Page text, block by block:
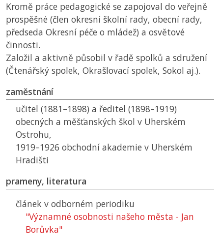
Kromě práce pedagogické se zapojoval do veřejně
prospěšné (člen okresní školní rady, obecní rady,
předseda Okresní péče o mládež) a osvětové
činnosti.
Založil a aktivně působil v řadě spolků a sdružení
(Čtenářský spolek, Okrašlovací spolek, Sokol aj.).
zaměstnání
učitel (1881–1898) a ředitel (1898–1919)
obecných a měšťanských škol v Uherském
Ostrohu,
1919–1926 obchodní akademie v Uherském
Hradišti
prameny, literatura
článek v odborném periodiku
"Významné osobnosti našeho města - Jan
Borůvka"